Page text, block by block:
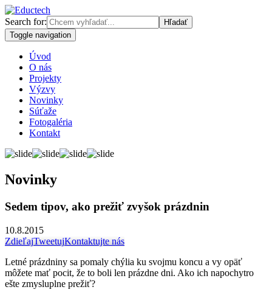
Search for:
Toggle navigation
Úvod
O nás
Projekty
Výzvy
Novinky
Súťaže
Fotogaléria
Kontakt
Novinky
Sedem tipov, ako prežiť zvyšok prázdnin
10.8.2015
ZdieľajTweetujKontaktujte nás
Letné prázdniny sa pomaly chýlia ku svojmu koncu a vy opäť
môžete mať pocit, že to boli len prázdne dni. Ako ich napochytro
ešte zmysluplne prežiť?